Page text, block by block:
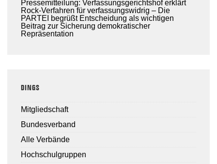
Pressemitteilung: Verfassungsgerichtshof erklärt
Rock-Verfahren für verfassungswidrig – Die
PARTEI begrüßt Entscheidung als wichtigen
Beitrag zur Sicherung demokratischer
Repräsentation
DINGS
Mitgliedschaft
Bundesverband
Alle Verbände
Hochschulgruppen